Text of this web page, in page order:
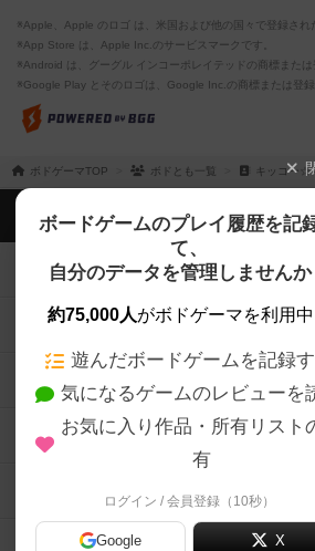
※Apple、Apple のロゴ は、米国および他の国々で登録され
※App Store は、Apple Inc.のサービスマークです。
※Android は、グーグル インコーポレイテッドの商標または
※Google Play とそのロゴは、Google Inc.の商標または登録
ボドゲーマTOP ボドとも一覧 キッコー☆
ボードゲームのプレイ履歴を記
て、
自分のデータを管理しませんか
約75,000人がボドゲーマを利用中
遊んだボードゲームを記録
気になるゲームのレビューを
お気に入り作品・所有リスト
有
ログイン / 会員登録（10秒）
Google X
ボドゲーマTOP
ボードゲームを検索する
ボードゲームの新着レビュー
ボードゲーム会情報
メカニクス特集
掲示板・トピックス